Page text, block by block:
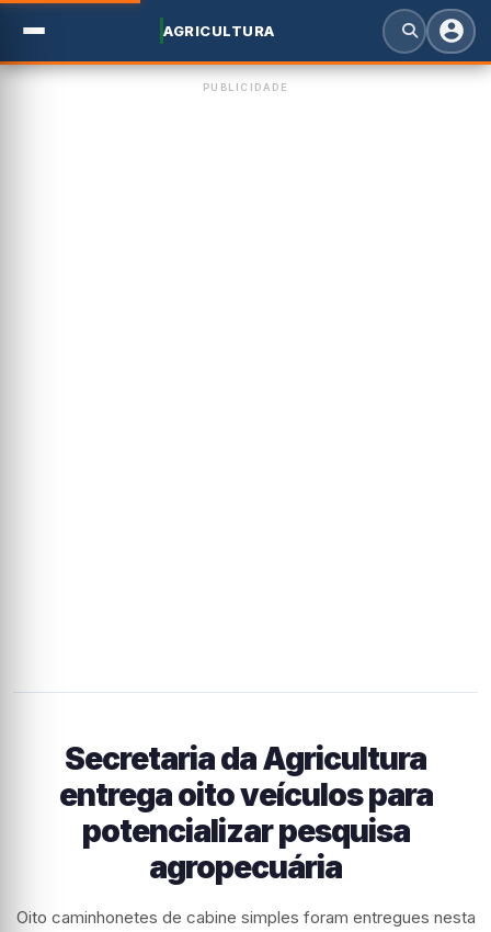
AGRICULTURA
PUBLICIDADE
Secretaria da Agricultura
entrega oito veículos para
potencializar pesquisa
agropecuária
Oito caminhonetes de cabine simples foram entregues nesta